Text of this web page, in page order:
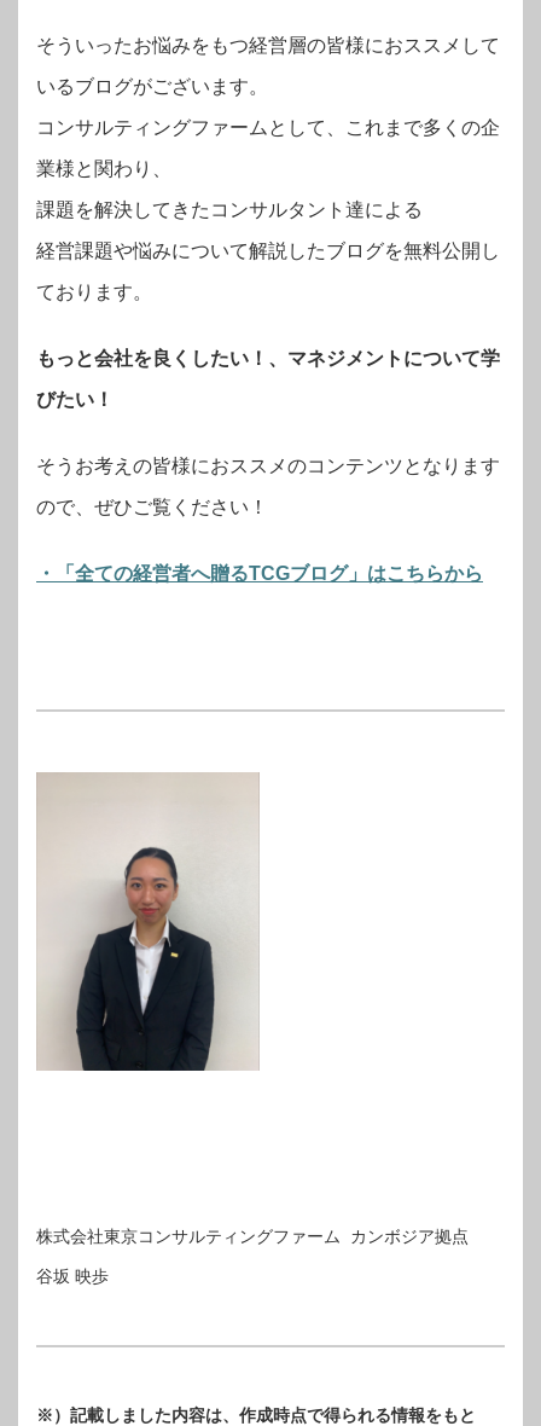
そういったお悩みをもつ経営層の皆様におススメして
いるブログがございます。
コンサルティングファームとして、これまで多くの企
業様と関わり、
課題を解決してきたコンサルタント達による
経営課題や悩みについて解説したブログを無料公開し
ております。
もっと会社を良くしたい！、マネジメントについて学
びたい！
そうお考えの皆様におススメのコンテンツとなります
ので、ぜひご覧ください！
・「全ての経営者へ贈るTCGブログ」はこちらから
株式会社東京コンサルティングファーム カンボジア拠点
谷坂 映歩
※）記載しました内容は、作成時点で得られる情報をもと